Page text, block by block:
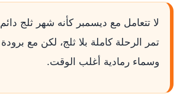
لا تتعامل مع ديسمبر كأنه شهر ثلج
تمر الرحلة كاملة بلا ثلج، لكن مع
وسماء رمادية أغلب الوقت.